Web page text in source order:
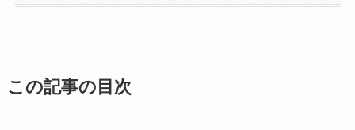
この記事の目次